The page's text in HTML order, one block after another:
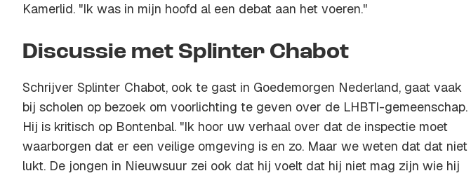
Kamerlid. "Ik was in mijn hoofd al een debat aan het voeren."
Discussie met Splinter Chabot
Schrijver Splinter Chabot, ook te gast in Goedemorgen Nederland, gaat vaak
bij scholen op bezoek om voorlichting te geven over de LHBTI-gemeenschap.
Hij is kritisch op Bontenbal. "Ik hoor uw verhaal over dat de inspectie moet
waarborgen dat er een veilige omgeving is en zo. Maar we weten dat dat niet
lukt. De jongen in Nieuwsuur zei ook dat hij voelt dat hij niet mag zijn wie hij